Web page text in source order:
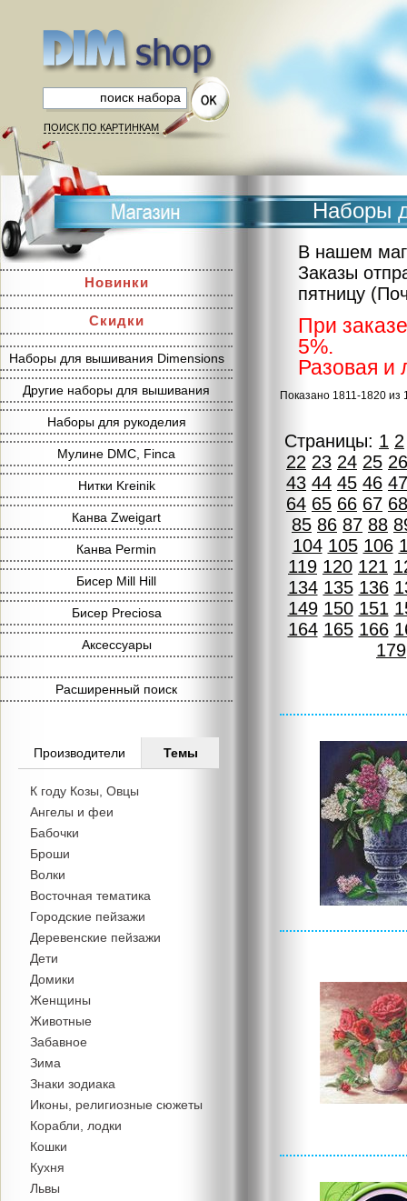
ПОИСК ПО КАРТИНКАМ
Новинки
Скидки
Наборы для вышивания Dimensions
Другие наборы для вышивания
Наборы для рукоделия
Мулине DMC, Finca
Нитки Kreinik
Канва Zweigart
Канва Permin
Бисер Mill Hill
Бисер Preciosa
Аксессуары
Расширенный поиск
Производители Темы
К году Козы, Овцы
Ангелы и феи
Бабочки
Броши
Волки
Восточная тематика
Городские пейзажи
Деревенские пейзажи
Дети
Домики
Женщины
Животные
Забавное
Зима
Знаки зодиака
Иконы, религиозные сюжеты
Корабли, лодки
Кошки
Кухня
Львы
Наборы
В нашем
Заказы
пятницу
При
5%.
Разовая и
Показано 1811-1820 из
Страницы: 1 2
22 23 24 25 26
43 44 45 46 47
64 65 66 67 68
85 86 87 88
104 105 106
119 120 121
134 135 136
149 150 151
164 165 166
179